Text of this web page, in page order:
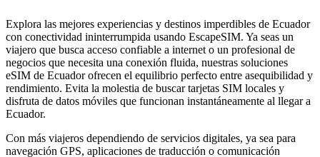
Explora las mejores experiencias y destinos imperdibles de Ecuador
con conectividad ininterrumpida usando EscapeSIM. Ya seas un
viajero que busca acceso confiable a internet o un profesional de
negocios que necesita una conexión fluida, nuestras soluciones
eSIM de Ecuador ofrecen el equilibrio perfecto entre asequibilidad y
rendimiento. Evita la molestia de buscar tarjetas SIM locales y
disfruta de datos móviles que funcionan instantáneamente al llegar a
Ecuador.
Con más viajeros dependiendo de servicios digitales, ya sea para
navegación GPS, aplicaciones de traducción o comunicación